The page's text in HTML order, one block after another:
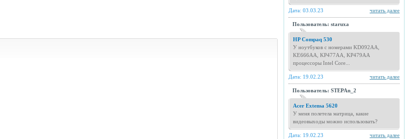
читать далее
Дата: 03.03.23
Пользователь: staruxa
HP Compaq 530
У ноутбуков с номерами KD092AA,
KE666AA, KP477AA, KP479AA
процессоры Intel Core...
читать далее
Дата: 19.02.23
Пользователь: STEPAn_2
Acer Extensa 5620
У меня полетела матрица, какие
видеовыходы можно использовать?
читать далее
Дата: 19.02.23